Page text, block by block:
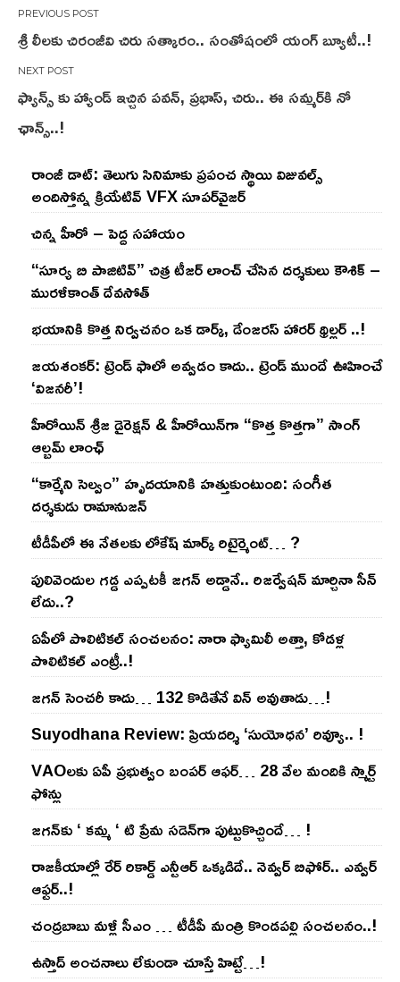
Post
navigation
శ్రీ లీలకు చిరంజీవి చిరు సత్కారం.. సంతోషంలో యంగ్ బ్యూటీ..!
ఫ్యాన్స్ కు హ్యాండ్ ఇచ్చిన పవన్, ప్రభాస్, చిరు.. ఈ సమ్మర్‌కి నో
ఛాన్స్..!
రాంజీ డాట్: తెలుగు సినిమాకు ప్రపంచ స్థాయి విజువల్స్
అందిస్తోన్న క్రియేటివ్ VFX సూపర్‌వైజర్
చిన్న హీరో – పెద్ద సహాయం
“సూర్య బి పాజిటివ్” చిత్ర టీజర్ లాంచ్ చేసిన‌ దర్శకులు కౌశిక్ –
మురళీకాంత్ దేవసోత్
భయానికి కొత్త నిర్వచనం ఒక డార్క్, డేంజరస్ హారర్ థ్రిల్లర్ ..!
జయశంకర్: ట్రెండ్‌ ఫాలో అవ్వడం కాదు.. ట్రెండ్‌ ముందే ఊహించే
‘విజనరీ’!
హీరోయిన్ శ్రీజ డైరెక్ష‌న్ & హీరోయిన్‌గా “కొత్త కొత్తగా” సాంగ్
ఆల్బమ్ లాంఛ్
“కార్మేని సెల్వం” హృదయానికి హత్తుకుంటుంది: సంగీత
దర్శకుడు రామానుజన్
టీడీపీలో ఈ నేత‌ల‌కు లోకేష్ మార్క్ రిటైర్మెంట్‌… ?
పులివెందుల గ‌డ్డ ఎప్ప‌ట‌కీ జ‌గ‌న్ అడ్డానే.. రిజ‌ర్వేష‌న్ మార్చినా సీన్
లేదు..?
ఏపీలో పొలిటిక‌ల్ సంచ‌ల‌నం: నారా ఫ్యామిలీ అత్తా, కోడ‌ళ్ల
పొలిటికల్ ఎంట్రీ..!
జ‌గ‌న్ సెంచ‌రీ కాదు… 132 కొడితేనే విన్ అవుతాడు…!
Suyodhana Review: ప్రియదర్శి ‘సుయోధన’ రివ్యూ.. !
VAOల‌కు ఏపీ ప్ర‌భుత్వం బంప‌ర్ ఆఫ‌ర్‌… 28 వేల మందికి స్మార్ట్
ఫోన్లు
జ‌గ‌న్‌కు ‘ క‌మ్మ ‘ టి ప్రేమ స‌డెన్‌గా పుట్టుకొచ్చిందే… !
రాజ‌కీయాల్లో రేర్ రికార్డ్ ఎన్టీఆర్ ఒక్క‌డిదే.. నెవ్వ‌ర్ బిఫోర్‌.. ఎవ్వ‌ర్
ఆఫ్ట‌ర్‌..!
చంద్ర‌బాబు మ‌ళ్లీ సీఎం … టీడీపీ మంత్రి కొండ‌ప‌ల్లి సంచ‌ల‌నం..!
ఉస్తాద్ అంచ‌నాలు లేకుండా చూస్తే హిట్టే…!